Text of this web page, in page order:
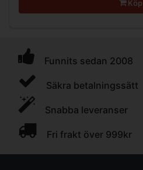
Köp
Funnits sedan 2008
Säkra betalningssätt
Snabba leveranser
Fri frakt över 999kr